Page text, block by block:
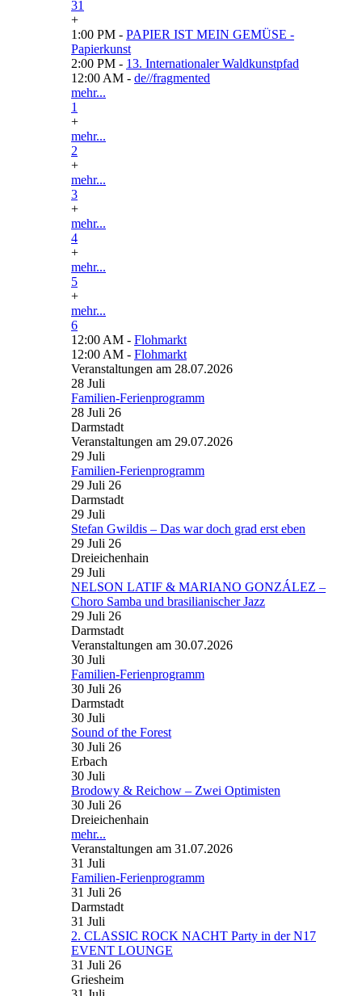
31
+
1:00 PM - PAPIER IST MEIN GEMÜSE -
Papierkunst
2:00 PM - 13. Internationaler Waldkunstpfad
12:00 AM - de//fragmented
mehr...
1
+
mehr...
2
+
mehr...
3
+
mehr...
4
+
mehr...
5
+
mehr...
6
12:00 AM - Flohmarkt
12:00 AM - Flohmarkt
Veranstaltungen am 28.07.2026
28 Juli
Familien-Ferienprogramm
28 Juli 26
Darmstadt
Veranstaltungen am 29.07.2026
29 Juli
Familien-Ferienprogramm
29 Juli 26
Darmstadt
29 Juli
Stefan Gwildis – Das war doch grad erst eben
29 Juli 26
Dreieichenhain
29 Juli
NELSON LATIF & MARIANO GONZÁLEZ –
Choro Samba und brasilianischer Jazz
29 Juli 26
Darmstadt
Veranstaltungen am 30.07.2026
30 Juli
Familien-Ferienprogramm
30 Juli 26
Darmstadt
30 Juli
Sound of the Forest
30 Juli 26
Erbach
30 Juli
Brodowy & Reichow – Zwei Optimisten
30 Juli 26
Dreieichenhain
mehr...
Veranstaltungen am 31.07.2026
31 Juli
Familien-Ferienprogramm
31 Juli 26
Darmstadt
31 Juli
2. CLASSIC ROCK NACHT Party in der N17
EVENT LOUNGE
31 Juli 26
Griesheim